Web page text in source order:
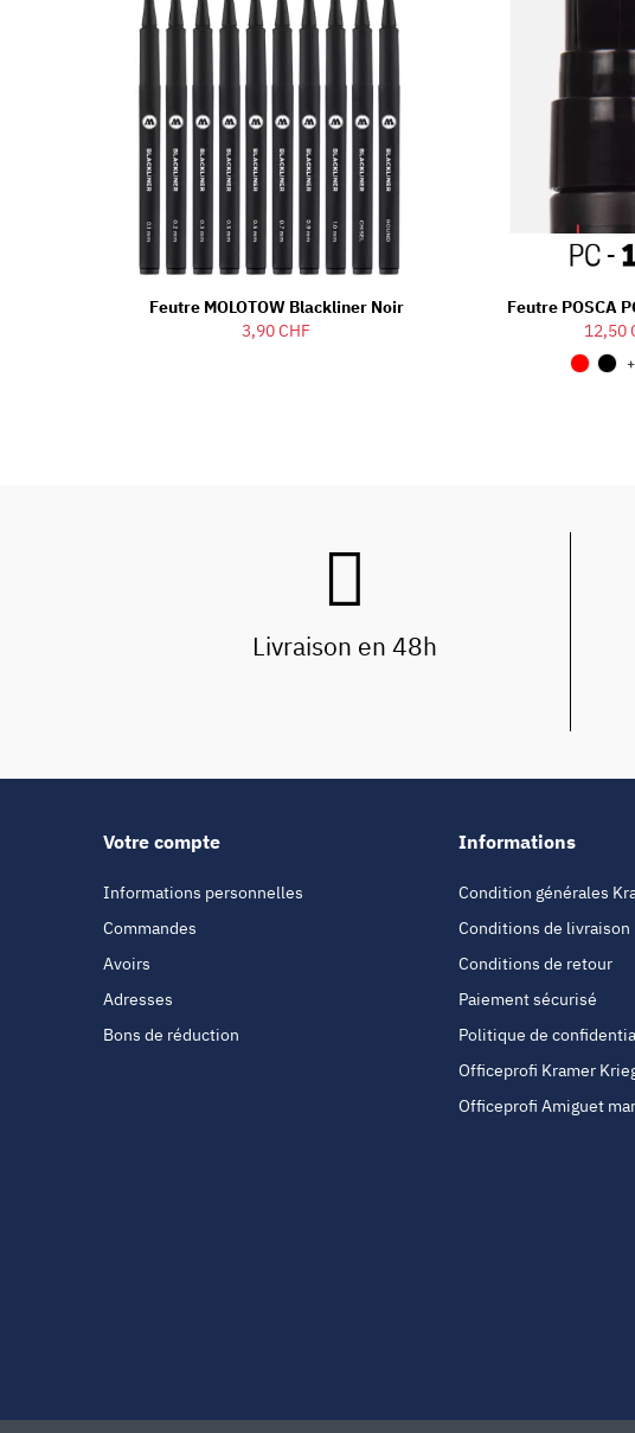
Feutre MOLOTOW Blackliner Noir
3,90 CHF
Feutre POSCA
12,50
Livraison en 48h
Votre compte
Informations personnelles
Commandes
Avoirs
Adresses
Bons de réduction
Informations
Condition générales
Conditions de livraison
Conditions de retour
Paiement sécurisé
Politique de
Officeprofi Kramer
Officeprofi Amiguet